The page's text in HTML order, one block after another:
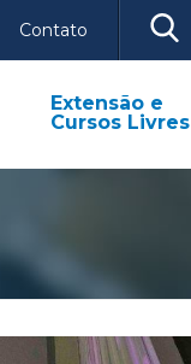
Contato
Extensão e
Cursos Livres